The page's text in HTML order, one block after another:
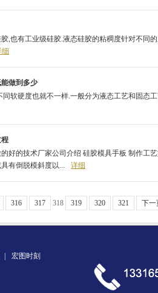
,也有工业级硅胶.液态硅胶的粘稠度针对不同
细
做到多少
软硬度也就不一样.一般分为液态工艺和固态工
好的技术厂家公司介绍 硅胶模具手板 制作工
有倒脱模斜度以...
详细
316 317 318 319 320 321 下一
宏图时刻